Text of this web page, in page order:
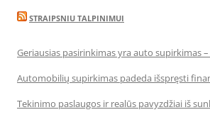
STRAIPSNIU TALPINIMUI
Geriausias pasirinkimas yra auto supirkimas
Automobilių supirkimas padeda išspręsti
Tekinimo paslaugos ir realūs pavyzdžiai iš